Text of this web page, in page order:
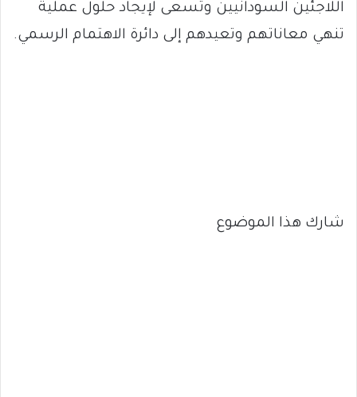
اللاجئين السودانيين وتسعى لإيجاد حلول عملية
تنهي معاناتهم وتعيدهم إلى دائرة الاهتمام الرسمي.
شارك هذا الموضوع